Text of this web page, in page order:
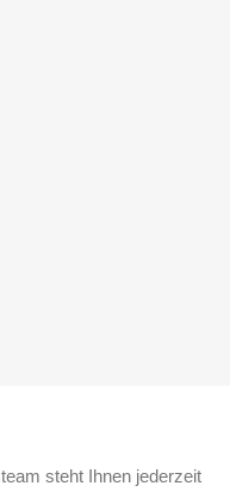
steht Ihnen jederzeit